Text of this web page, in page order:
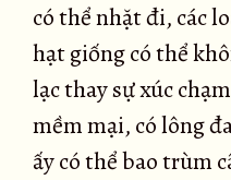
có thể nhặt đi, các
hạt giống có thể
lạc thay sự xúc
mềm mại, có lông
ấy có thể bao trùm